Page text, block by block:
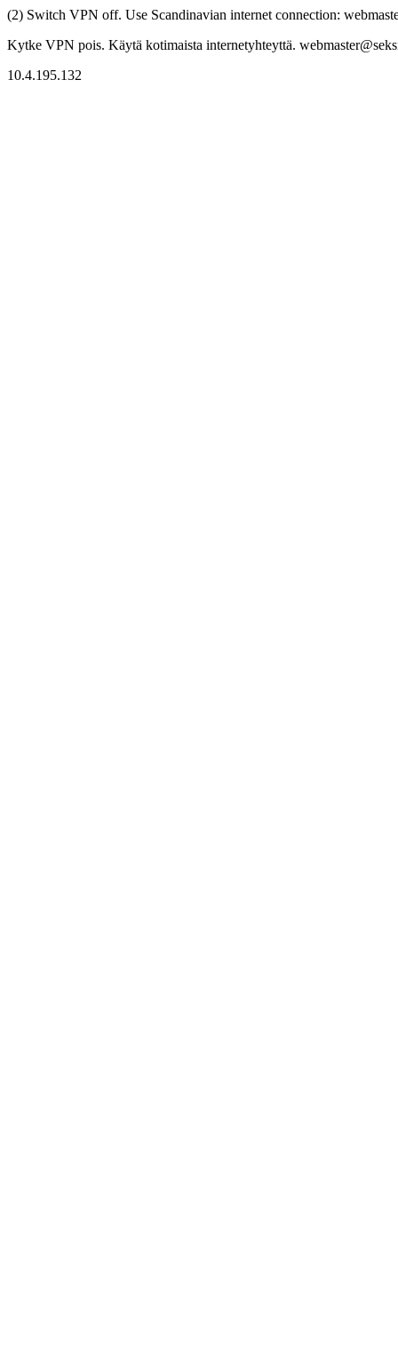
(2) Switch VPN off. Use Scandinavian internet connection:
Kytke VPN pois. Käytä kotimaista internetyhteyttä.
10.4.195.132